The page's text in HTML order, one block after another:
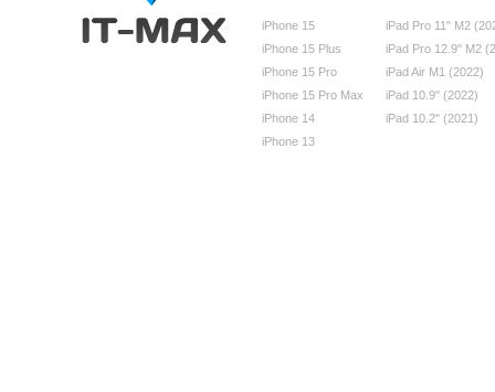
iPhone 15
iPhone 15 Plus
iPhone 15 Pro
iPhone 15 Pro Max
iPhone 14
iPhone 13
iPad Pro 11" M2
iPad Pro 12.9" M2
iPad Air M1 (2022)
iPad 10.9" (2022)
iPad 10.2" (2021)